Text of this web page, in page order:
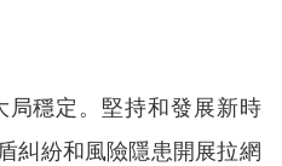
穩定。堅持和發展新時
糾紛和風險隱患開展拉網